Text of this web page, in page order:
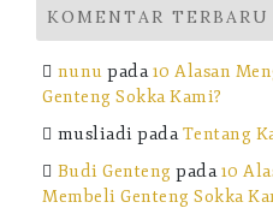
KOMENTAR TERBARU
nunu pada10 Alasan
Genteng Sokka Kami?
musliadi padaTentang
Budi Genteng pada10
Membeli Genteng Sokka